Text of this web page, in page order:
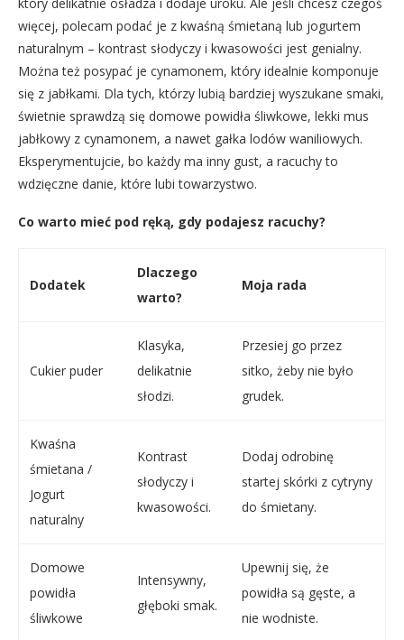
więcej, polecam podać je z kwaśną śmietaną lub jogurtem
naturalnym – kontrast słodyczy i kwasowości jest genialny.
Można też posypać je cynamonem, który idealnie komponuje
się z jabłkami. Dla tych, którzy lubią bardziej wyszukane smaki,
świetnie sprawdzą się domowe powidła śliwkowe, lekki mus
jabłkowy z cynamonem, a nawet gałka lodów waniliowych.
Eksperymentujcie, bo każdy ma inny gust, a racuchy to
wdzięczne danie, które lubi towarzystwo.
Co warto mieć pod ręką, gdy podajesz racuchy?
Dodatek
Dlaczego
warto?
Moja rada
Cukier puder
Klasyka,
delikatnie
słodzi.
Przesiej go przez
sitko, żeby nie było
grudek.
Kwaśna
śmietana /
Jogurt
naturalny
Kontrast
słodyczy i
kwasowości.
Dodaj odrobinę
startej skórki z cytryny
do śmietany.
Domowe
powidła
śliwkowe
Intensywny,
głęboki smak.
Upewnij się, że
powidła są gęste, a
nie wodniste.